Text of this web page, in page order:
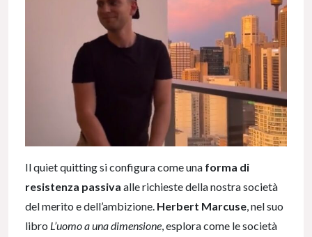
Il quiet quitting si configura come una forma di
resistenza passiva alle richieste della nostra società
del merito e dell’ambizione. Herbert Marcuse , nel suo
libro L’uomo a una dimensione , esplora come le società